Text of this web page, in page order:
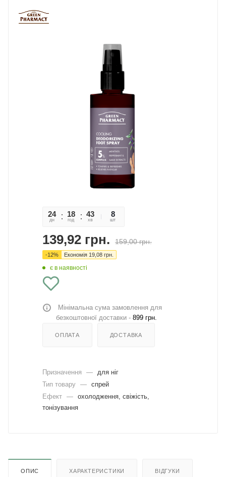
24
дн
18
год
43
хв
34
сек
8
шт
139,92 грн. 159,00грн.
-12% Економія 19,08 грн.
є в наявності
Мінімальна сума замовлення для
безкоштовної доставки - 899 грн.
ОПЛАТА ДОСТАВКА
Призначення —
для ніг
Тип товару — спрей
Ефект — охолодження, свіжість,
тонізування
ОПИС ХАРАКТЕРИСТИКИ ВІДГУКИ